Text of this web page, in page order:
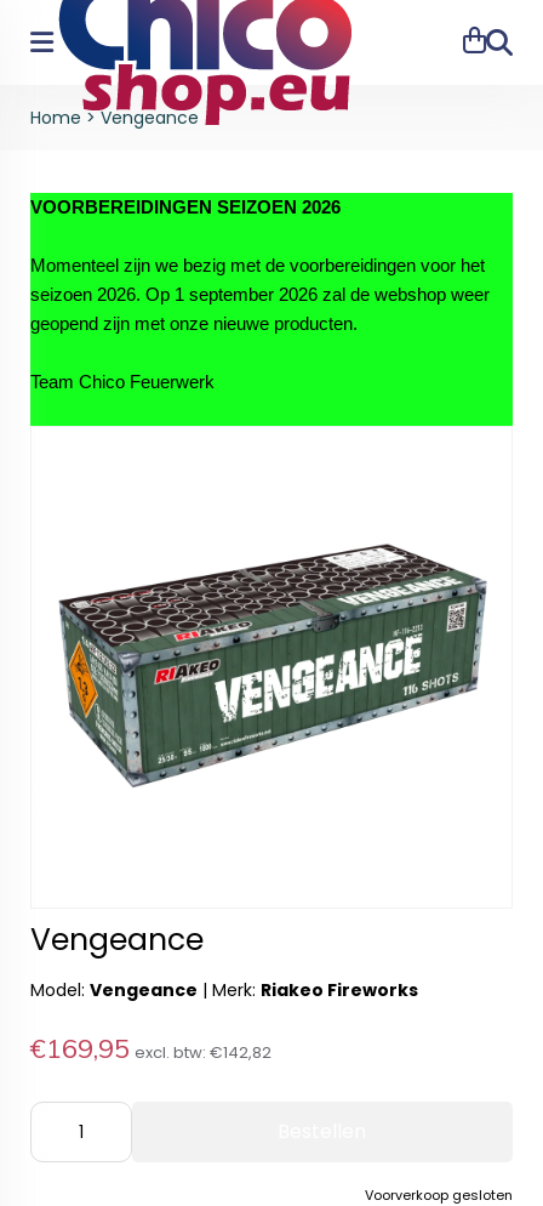
Home >Vengeance
VOORBEREIDINGEN SEIZOEN 2026
Momenteel zijn we bezig met de voorbereidingen voor het
seizoen 2026. Op 1 september 2026 zal de webshop weer
geopend zijn met onze nieuwe producten.
Team Chico Feuerwerk
Vengeance
Model: Vengeance | Merk: Riakeo Fireworks
€169,95 excl. btw: €142,82
Voorverkoop gesloten